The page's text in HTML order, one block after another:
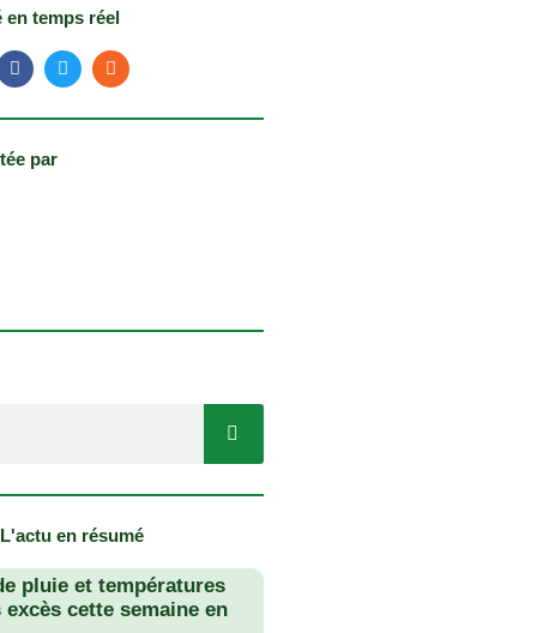
en temps réel
par
en résumé
pluie et températures
cette semaine en